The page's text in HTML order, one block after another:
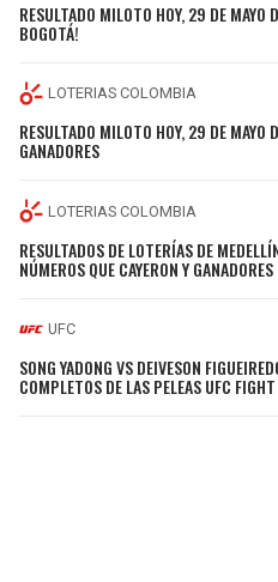
RESULTADO MILOTO HOY, 29 DE MAYO
BOGOTÁ!
LOTERIAS COLOMBIA
RESULTADO MILOTO HOY, 29 DE
GANADORES
LOTERIAS COLOMBIA
RESULTADOS DE LOTERÍAS DE
NÚMEROS QUE CAYERON Y
UFC
SONG YADONG VS DEIVESON
COMPLETOS DE LAS PELEAS UFC